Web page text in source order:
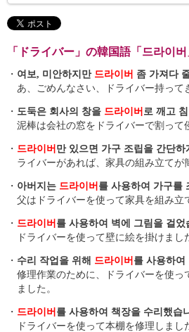
「ドライバー」の韓国語「드라이
・ 여보, 미안하지만 드라이버 좀 가져다
あ、ごめんなさい、ドライバー持って
・ 도둑은 회사의 창을 드라이버 로 깨고
泥棒は会社の窓をドライバーで割って
・ 드라이버 만 있으면 가구 조립을 간단하
ライバーがあれば、家具の組み立てが
・ 아버지는 드라이버 를 사용하여 가구를
父はドライバーを使って家具を組み立
・ 드라이버 를 사용하여 벽에 그림을 걸었
ドライバーを使って壁に絵を掛けまし
・ 수리 작업을 위해 드라이버 를 사용하여
修理作業のために、ドライバーを使っ
ました。
・ 드라이버 를 사용하여 책장을 수리했습
ドライバーを使って本棚を修理しまし